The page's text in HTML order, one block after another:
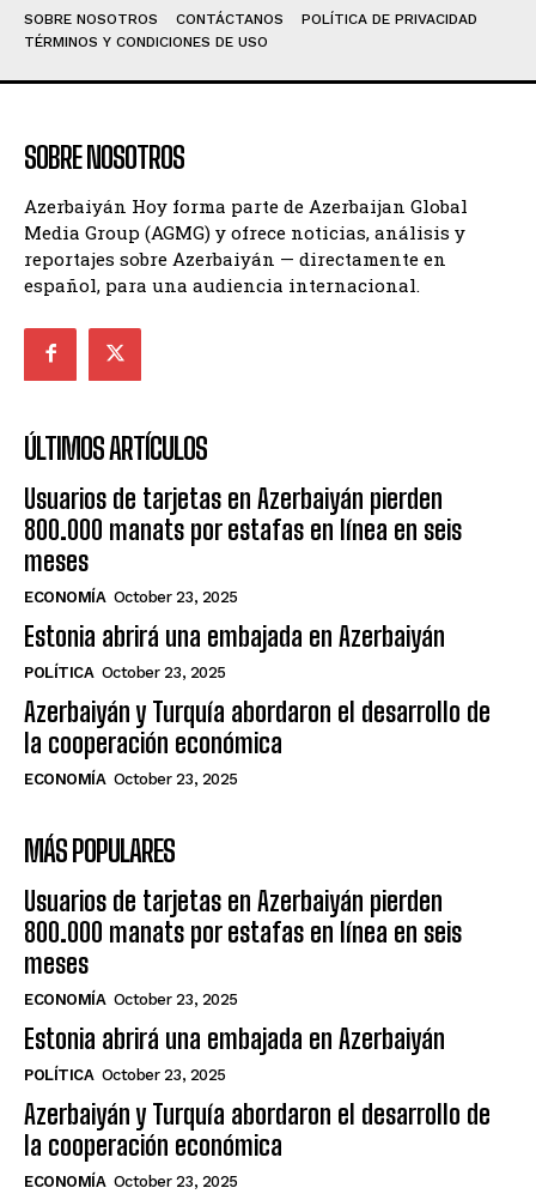
SOBRE NOSOTROS CONTÁCTANOS
POLÍTICA DE PRIVACIDAD
TÉRMINOS Y CONDICIONES DE USO
SOBRE NOSOTROS
Azerbaiyán Hoy forma parte de Azerbaijan Global
Media Group (AGMG) y ofrece noticias, análisis y
reportajes sobre Azerbaiyán — directamente en
español, para una audiencia internacional.
ÚLTIMOS ARTÍCULOS
Usuarios de tarjetas en Azerbaiyán pierden
800.000 manats por estafas en línea en seis
meses
ECONOMÍA October 23, 2025
Estonia abrirá una embajada en Azerbaiyán
POLÍTICA October 23, 2025
Azerbaiyán y Turquía abordaron el desarrollo de
la cooperación económica
ECONOMÍA October 23, 2025
MÁS POPULARES
Usuarios de tarjetas en Azerbaiyán pierden
800.000 manats por estafas en línea en seis
meses
ECONOMÍA October 23, 2025
Estonia abrirá una embajada en Azerbaiyán
POLÍTICA October 23, 2025
Azerbaiyán y Turquía abordaron el desarrollo de
la cooperación económica
ECONOMÍA October 23, 2025